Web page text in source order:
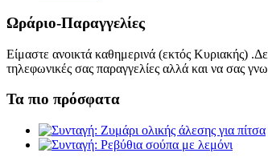
Ωράριο-Παραγγελίες
Είμαστε ανοικτά καθημερινά (εκτός Κυριακής)
τηλεφωνικές σας παραγγελίες αλλά και να σας
Τα πιο πρόσφατα